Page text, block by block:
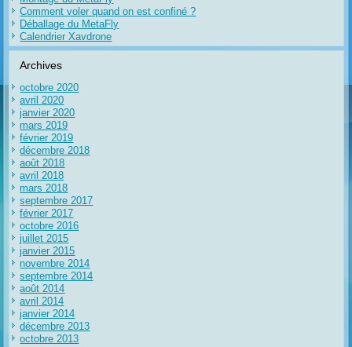
Comment voler quand on est confiné ?
Déballage du MetaFly
Calendrier Xavdrone
Archives
octobre 2020
avril 2020
janvier 2020
mars 2019
février 2019
décembre 2018
août 2018
avril 2018
mars 2018
septembre 2017
février 2017
octobre 2016
juillet 2015
janvier 2015
novembre 2014
septembre 2014
août 2014
avril 2014
janvier 2014
décembre 2013
octobre 2013